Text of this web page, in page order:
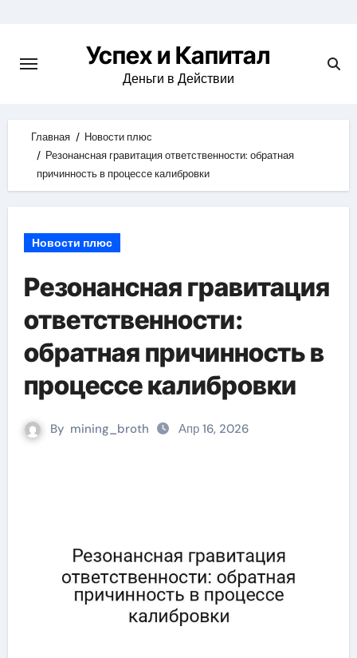
content
Успех и Капитал
Деньги в Действии
Главная
Новости плюс
Резонансная гравитация ответственности: обратная
причинность в процессе калибровки
Новости плюс
Резонансная гравитация
ответственности:
обратная причинность в
процессе калибровки
By mining_broth Апр 16, 2026